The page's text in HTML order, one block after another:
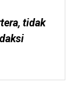
tidak